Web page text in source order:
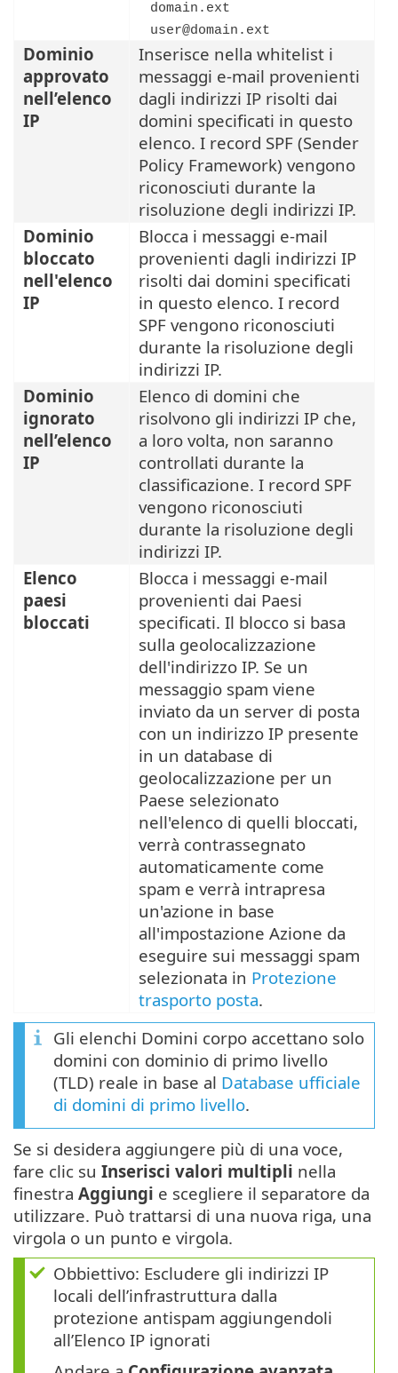
domain.ext
user@domain.ext
Dominio
approvato
nell’elenco
IP
Inserisce nella whitelist i
messaggi e-mail provenienti
dagli indirizzi IP risolti dai
domini specificati in questo
elenco. I record SPF (Sender
Policy Framework) vengono
riconosciuti durante la
risoluzione degli indirizzi IP.
Dominio
bloccato
nell'elenco
IP
Blocca i messaggi e-mail
provenienti dagli indirizzi IP
risolti dai domini specificati
in questo elenco. I record
SPF vengono riconosciuti
durante la risoluzione degli
indirizzi IP.
Dominio
ignorato
nell’elenco
IP
Elenco di domini che
risolvono gli indirizzi IP che,
a loro volta, non saranno
controllati durante la
classificazione. I record SPF
vengono riconosciuti
durante la risoluzione degli
indirizzi IP.
Elenco
paesi
bloccati
Blocca i messaggi e-mail
provenienti dai Paesi
specificati. Il blocco si basa
sulla geolocalizzazione
dell'indirizzo IP. Se un
messaggio spam viene
inviato da un server di posta
con un indirizzo IP presente
in un database di
geolocalizzazione per un
Paese selezionato
nell'elenco di quelli bloccati,
verrà contrassegnato
automaticamente come
spam e verrà intrapresa
un'azione in base
all'impostazione Azione da
eseguire sui messaggi spam
selezionata in Protezione
trasporto posta.
Gli elenchi Domini corpo accettano solo
domini con dominio di primo livello
(TLD) reale in base al Database ufficiale
di domini di primo livello.
Se si desidera aggiungere più di una voce,
fare clic su Inserisci valori multipli nella
finestra Aggiungi e scegliere il separatore da
utilizzare. Può trattarsi di una nuova riga, una
virgola o un punto e virgola.
Obbiettivo: Escludere gli indirizzi IP
locali dell’infrastruttura dalla
protezione antispam aggiungendoli
all’Elenco IP ignorati